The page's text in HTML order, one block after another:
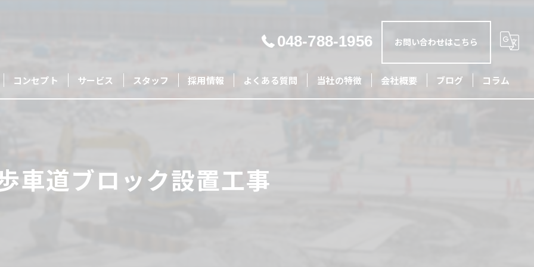
048-788-1956 お問い合わせはこちら
コンセプト サービス スタッフ 採用情報 よくある質問 当社の特徴 会社概要 ブログ コラム
車道ブロック設置工事